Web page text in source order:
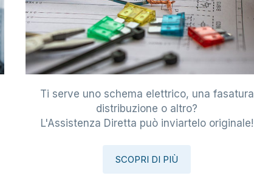
Ti serve uno schema elettrico, una fasatura
distribuzione o altro?
L'Assistenza Diretta può inviartelo originale!
SCOPRI DI PIÙ